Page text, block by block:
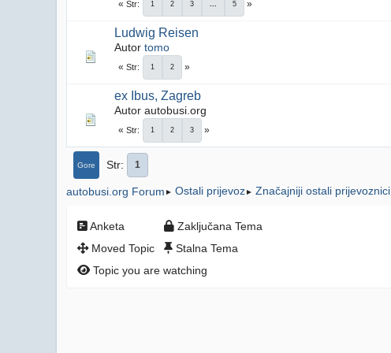
Str 1 2 3 ... 5
Ludwig Reisen
Autor tomo
Str 1 2
ex Ibus, Zagreb
Autor autobusi.org
Str 1 2 3
Gore Str 1
autobusi.org Forum ► Ostali prijevoz► Značajniji ostali prijevoznici
Anketa
Moved Topic
Zaključana Tema
Stalna Tema
Topic you are watching